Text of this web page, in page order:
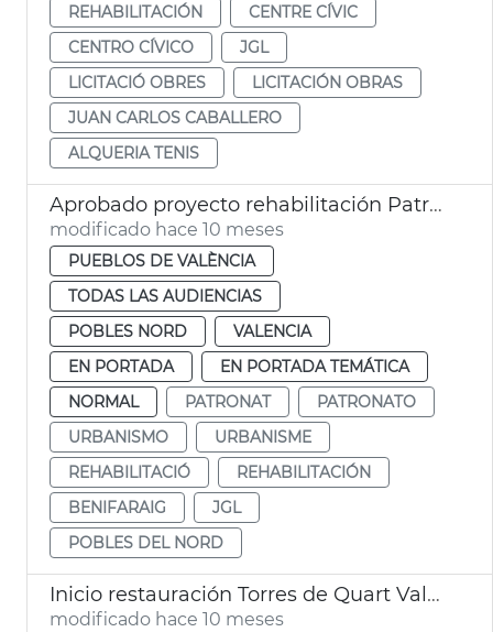
REHABILITACIÓN
CENTRE CÍVIC
CENTRO CÍVICO
JGL
LICITACIÓ OBRES
LICITACIÓN OBRAS
JUAN CARLOS CABALLERO
ALQUERIA TENIS
Aprobado proyecto rehabilitación Patronato Benifaraig
modificado hace 10 meses
PUEBLOS DE VALÈNCIA
TODAS LAS AUDIENCIAS
POBLES NORD
VALENCIA
EN PORTADA
EN PORTADA TEMÁTICA
NORMAL
PATRONAT
PATRONATO
URBANISMO
URBANISME
REHABILITACIÓ
REHABILITACIÓN
BENIFARAIG
JGL
POBLES DEL NORD
Inicio restauración Torres de Quart València
modificado hace 10 meses